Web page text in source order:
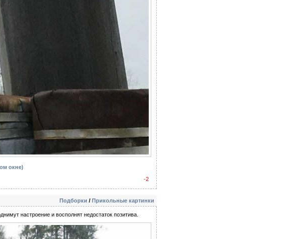
окне)
-2
Подборки / Прикольные картинки
настроение и восполнят недостаток позитива.